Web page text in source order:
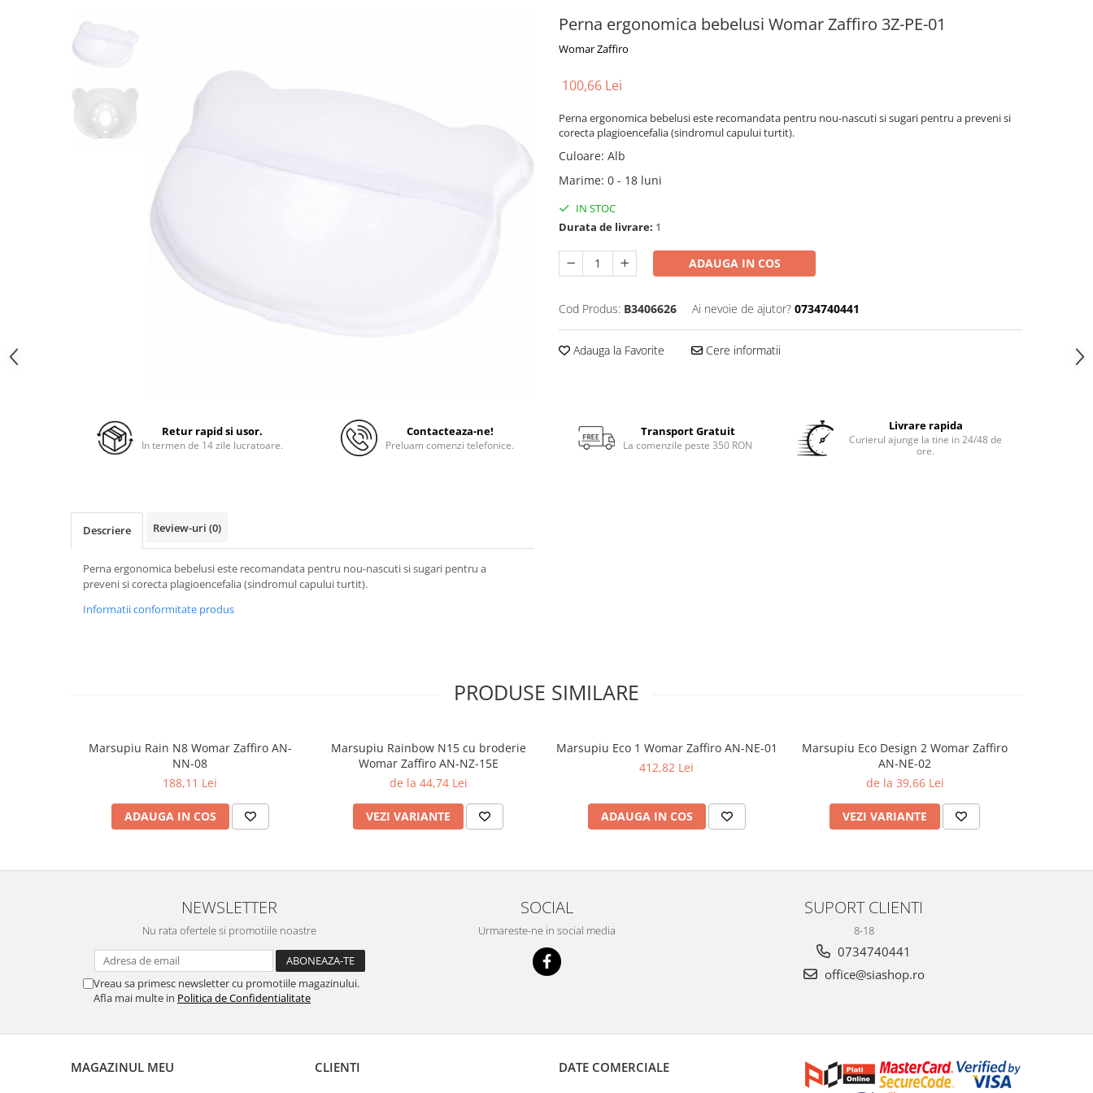
Perna ergonomica bebelusi Womar Zaffiro 3Z-PE-01
Womar Zaffiro
100,66 Lei
Perna ergonomica bebelusi este recomandata pentru nou-nascuti si sugari pentru a preveni si
corecta plagioencefalia (sindromul capului turtit).
Culoare: Alb
Marime: 0 - 18 luni
IN STOC
Durata de livrare: 1
ADAUGA IN COS
Cod Produs: B3406626 Ai nevoie de ajutor? 0734740441
Adauga la Favorite Cere informatii
Retur rapid si usor.
In termen de 14 zile lucratoare.
Contacteaza-ne!
Preluam comenzi telefonice.
Transport Gratuit
La comenzile peste 350 RON
Livrare rapida
Curierul ajunge la tine in 24/48 de
ore.
Descriere Review-uri (0)
Perna ergonomica bebelusi este recomandata pentru nou-nascuti si sugari pentru a
preveni si corecta plagioencefalia (sindromul capului turtit).
Informatii conformitate produs
PRODUSE SIMILARE
Marsupiu Rain N8 Womar Zaffiro AN-
NN-08
188,11 Lei
ADAUGA IN COS
Marsupiu Rainbow N15 cu broderie
Womar Zaffiro AN-NZ-15E
de la 44,74 Lei
VEZI VARIANTE
Marsupiu Eco 1 Womar Zaffiro AN-NE-01
412,82 Lei
ADAUGA IN COS
Marsupiu Eco Design 2 Womar Zaffiro
AN-NE-02
de la 39,66 Lei
VEZI VARIANTE
NEWSLETTER
Nu rata ofertele si promotiile noastre
Vreau sa primesc newsletter cu promotiile magazinului.
Afla mai multe in Politica de Confidentialitate
SOCIAL
Urmareste-ne in social media
SUPORT CLIENTI
8-18
0734740441
office@siashop.ro
MAGAZINUL MEU CLIENTI DATE COMERCIALE